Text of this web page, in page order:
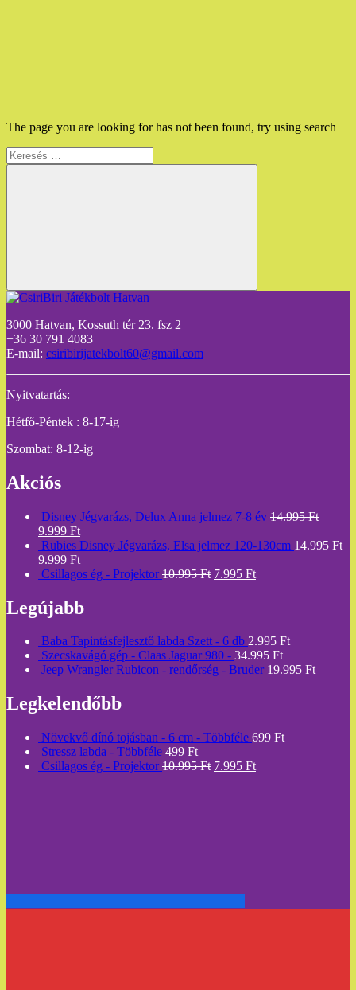
The page you are looking for has not been found, try using search
Keresés:
3000 Hatvan, Kossuth tér 23. fsz 2
+36 30 791 4083
E-mail: csiribirijatekbolt60@gmail.com
Nyitvatartás:
Hétfő-Péntek : 8-17-ig
Szombat: 8-12-ig
Akciós
Disney Jégvarázs, Delux Anna jelmez 7-8 év 14.995Ft
9.999 Ft
Rubies Disney Jégvarázs, Elsa jelmez 120-130cm 14.995Ft
9.999 Ft
Csillagos ég - Projektor 10.995Ft 7.995 Ft
Legújabb
Baba Tapintásfejlesztő labda Szett - 6 db 2.995 Ft
Szecskavágó gép - Claas Jaguar 980 - 34.995 Ft
Jeep Wrangler Rubicon - rendőrség - Bruder 19.995 Ft
Legkelendőbb
Növekvő dínó tojásban - 6 cm - Többféle 699 Ft
Stressz labda - Többféle 499 Ft
Csillagos ég - Projektor 10.995Ft 7.995 Ft